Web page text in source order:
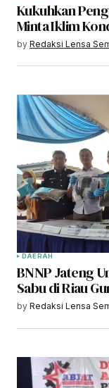
Kukuhkan
Minta Iklim
by Redaksi Lensa
DAERAH
BNNP Jateng
Sabu di Riau
by Redaksi Lensa